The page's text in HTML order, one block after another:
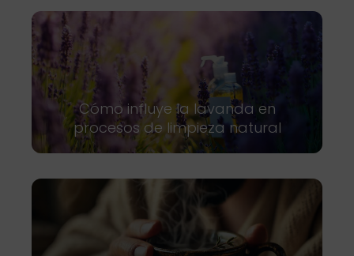
Cómo influye la lavanda en
procesos de limpieza natural